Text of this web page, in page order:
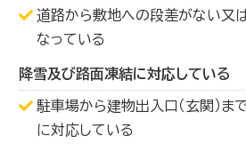
道路から敷地への段差がない又
なっている
降雪及び路面凍結に対応している
駐車場から建物出入口（玄関）ま
に対応している